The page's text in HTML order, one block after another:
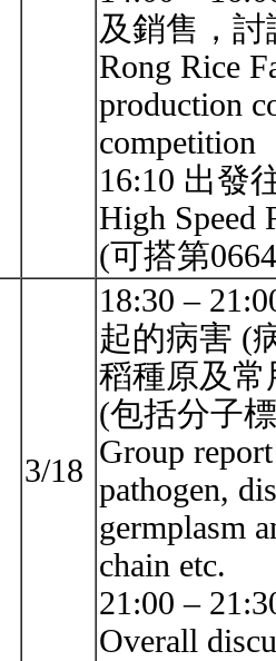
及銷售，討
Rong Rice
production
competition
16:10 出發
High Speed
(可搭第
3/18
18:30 –
起的病害 (
稻種原及
(包括分子
Group
pathogen,
germplasm
chain etc.
21:00 –
Overall